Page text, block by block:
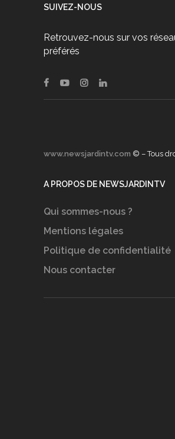
SUIVEZ-NOUS
Retrouvez-nous sur vos
préférés
www.newsjardintv.com © – Tous
A PROPOS DE NEWSJARDINTV
Qui sommes-nous ?
Mentions légales
Politique de confidentialité
Nous contacter